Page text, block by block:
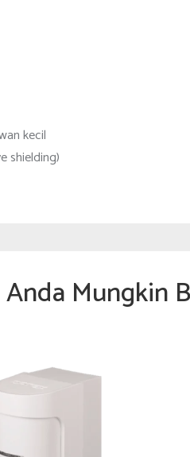
kecil
shielding)
Mungkin